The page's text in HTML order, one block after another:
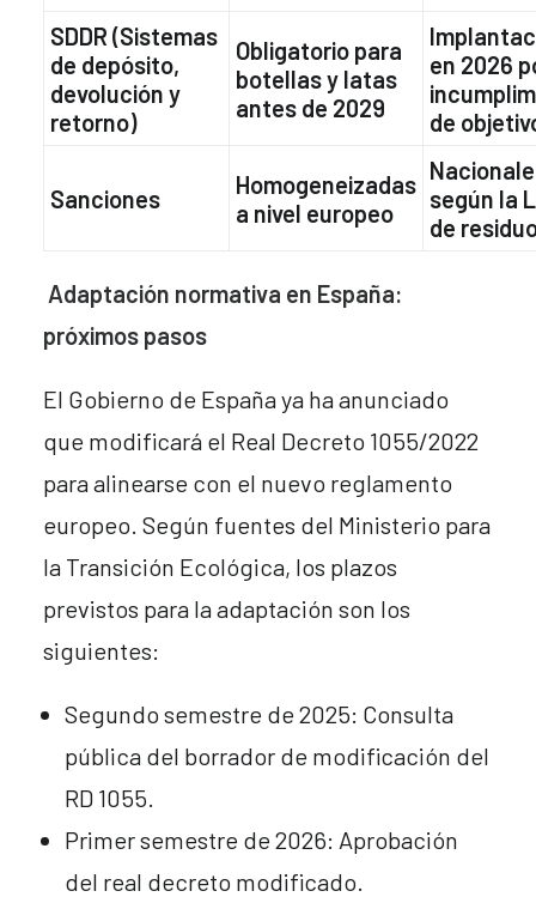
SDDR (Sistemas
de depósito,
devolución y
retorno)
Obligatorio para
botellas y latas
antes de 2029
en 2026
de
Sanciones
Homogeneizadas
a nivel europeo
según la
de
Adaptación normativa en España:
próximos pasos
El Gobierno de España ya ha anunciado
que modificará el Real Decreto 1055/2022
para alinearse con el nuevo reglamento
europeo. Según fuentes del Ministerio para
la Transición Ecológica, los plazos
previstos para la adaptación son los
siguientes:
Segundo semestre de 2025: Consulta
pública del borrador de modificación del
RD 1055.
Primer semestre de 2026: Aprobación
del real decreto modificado.